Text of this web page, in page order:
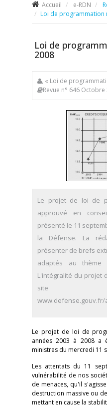
Accueil e-RDN
Loi de programmation
Loi de
2008
, « Loi de
Revue n° 646 Octobre
Le projet de loi de
approuvé en
présenté le 11
la Défense. La
présenter de brefs
adaptés au thème
L'intégralité du projet
site
Le projet de loi de
années 2003 à 2008 a
ministres du mercredi 11
Les attentats du 11
vulnérabilité de nos
de menaces, qu'il
destruction massive ou
mettant en cause la